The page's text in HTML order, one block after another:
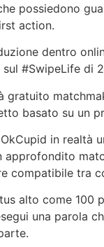
possiedono
action.
dentro
#SwipeLife di
gratuito
basato su un
in
compatibile tra
alto come
una parola